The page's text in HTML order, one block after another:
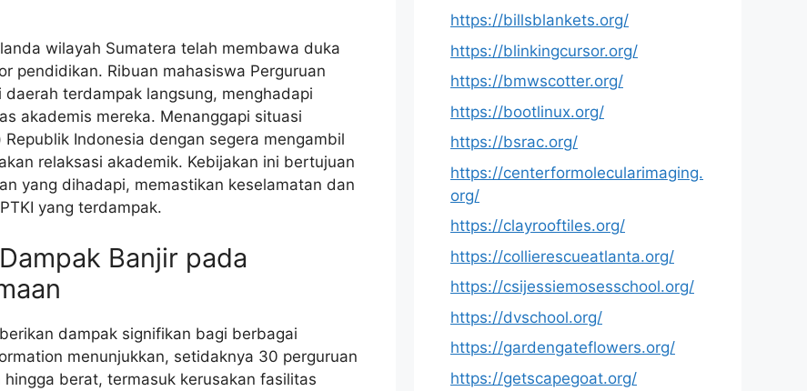
wilayah Sumatera telah membawa duka
pendidikan. Ribuan mahasiswa Perguruan
terdampak langsung, menghadapi
akademis mereka. Menanggapi situasi
Indonesia dengan segera mengambil
relaksasi akademik. Kebijakan ini bertujuan
yang dihadapi, memastikan keselamatan dan
yang terdampak.
Banjir pada
dampak signifikan bagi berbagai
menunjukkan, setidaknya 30 perguruan
berat, termasuk kerusakan fasilitas
https://billsblankets.org/
https://blinkingcursor.org/
https://bmwscotter.org/
https://bootlinux.org/
https://bsrac.org/
https://centerformolecularimaging.
org/
https://clayrooftiles.org/
https://collierescueatlanta.org/
https://csijessiemosesschool.org/
https://dvschool.org/
https://gardengateflowers.org/
https://getscapegoat.org/